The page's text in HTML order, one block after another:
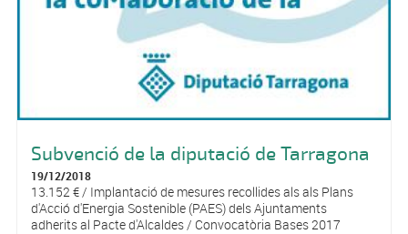
Subvenció de la diputació de Tarragona
19/12/2018
13.152 € / Implantació de mesures recollides als als Plans
d'Acció d'Energia Sostenible (PAES) dels Ajuntaments
adherits al Pacte d'Alcaldes / Convocatòria Bases 2017